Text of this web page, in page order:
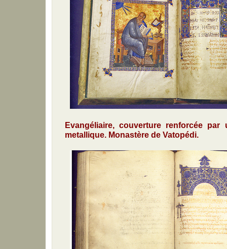
Evangéliaire, couverture renforcée par
metallique. Monastère de Vatopédi.